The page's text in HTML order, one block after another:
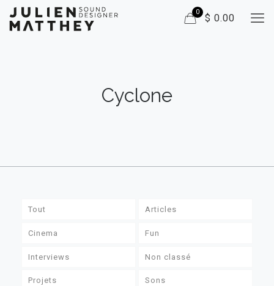
0
$ 0.00
Cyclone
Tout Articles
Cinema Fun
Interviews Non classé
Projets Sons